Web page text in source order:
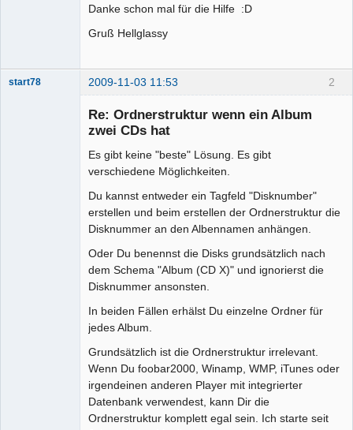
Danke schon mal für die Hilfe :D
Gruß Hellglassy
2
start78 2009-11-03 11:53
Re: Ordnerstruktur wenn ein Album
zwei CDs hat
Es gibt keine "beste" Lösung. Es gibt
verschiedene Möglichkeiten.
Du kannst entweder ein Tagfeld "Disknumber"
erstellen und beim erstellen der Ordnerstruktur die
Disknummer an den Albennamen anhängen.
Oder Du benennst die Disks grundsätzlich nach
dem Schema "Album (CD X)" und ignorierst die
Disknummer ansonsten.
In beiden Fällen erhälst Du einzelne Ordner für
jedes Album.
Grundsätzlich ist die Ordnerstruktur irrelevant.
Wenn Du foobar2000, Winamp, WMP, iTunes oder
irgendeinen anderen Player mit integrierter
Datenbank verwendest, kann Dir die
Ordnerstruktur komplett egal sein. Ich starte seit